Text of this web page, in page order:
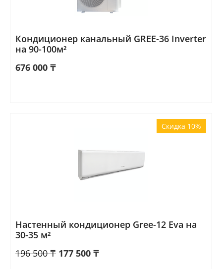
Кондиционер канальный GREE-36 Inverter
на 90-100м²
676 000 ₸
Скидка 10%
Настенный кондиционер Gree-12 Eva на
30-35 м²
196 500 ₸ 177 500 ₸